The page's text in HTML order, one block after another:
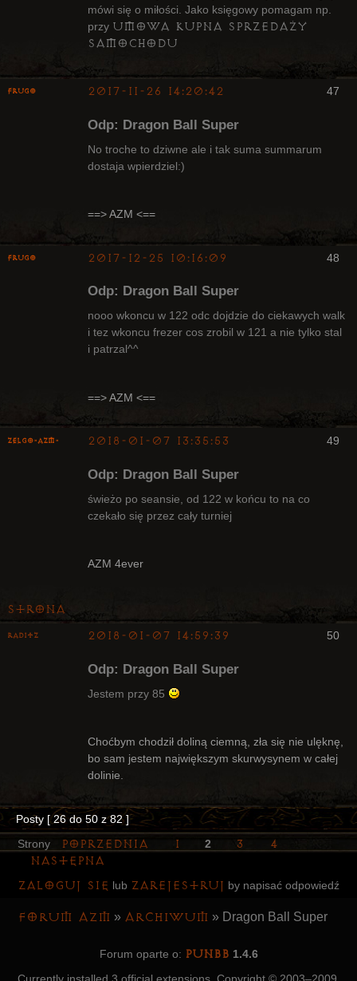
mówi się o miłości. Jako księgowy pomagam np.
przy umowa kupna sprzedaży
samochodu
47
Frugo 2017-11-26 14:20:42
Odp: Dragon Ball Super
No troche to dziwne ale i tak suma summarum
dostaja wpierdziel:)
==> AZM <==
48
Frugo 2017-12-25 10:16:09
Odp: Dragon Ball Super
nooo wkoncu w 122 odc dojdzie do ciekawych walk
i tez wkoncu frezer cos zrobil w 121 a nie tylko stal
i patrzal^^
==> AZM <==
49
ZelgO-AZM- 2018-01-07 13:35:53
Odp: Dragon Ball Super
świeżo po seansie, od 122 w końcu to na co
czekało się przez cały turniej
AZM 4ever
Strona
50
Raditz 2018-01-07 14:59:39
Odp: Dragon Ball Super
Jestem przy 85
Choćbym chodził doliną ciemną, zła się nie ulęknę,
bo sam jestem największym skurwysynem w całej
dolinie.
Posty [ 26 do 50 z 82 ]
Strony
Poprzednia 1 2 3
4
Następna
Zaloguj się lub zarejestruj by napisać odpowiedź
Forum AZM » Archiwum » Dragon Ball Super
Forum oparte o: PunBB 1.4.6